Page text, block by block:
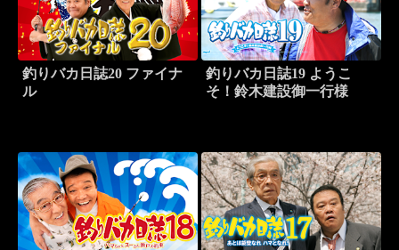
釣りバカ日誌20 ファイナ
ル
釣りバカ日誌19 ようこ
そ！鈴木建設御一行様